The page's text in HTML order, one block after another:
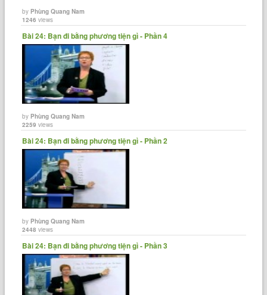
byPhùng Quang Nam
1246 views
Bài 24: Bạn đi bằng phương tiện gì - Phần 4
byPhùng Quang Nam
2259 views
Bài 24: Bạn đi bằng phương tiện gì - Phần 2
byPhùng Quang Nam
2448 views
Bài 24: Bạn đi bằng phương tiện gì - Phần 3